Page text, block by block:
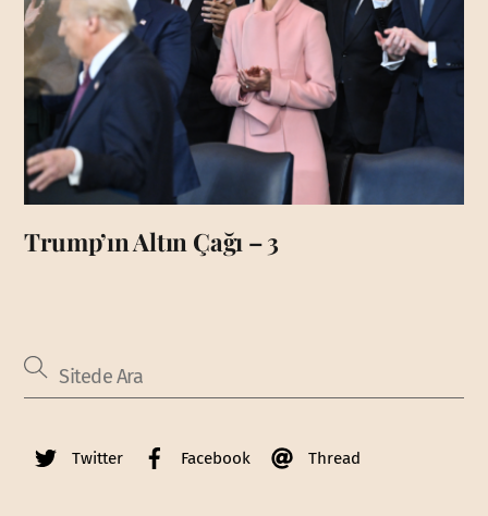
Trump’ın Altın Çağı – 3
Twitter Facebook Thread